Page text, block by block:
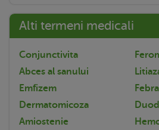
Alti termeni medicali
Conjunctivita
Abces al sanului
Emfizem
Dermatomicoza
Amiostenie